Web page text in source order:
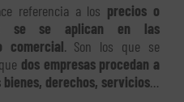
referencia a los precios o
se se aplican en las
comercial. Son los que se
dos empresas procedan a
derechos, servicios…